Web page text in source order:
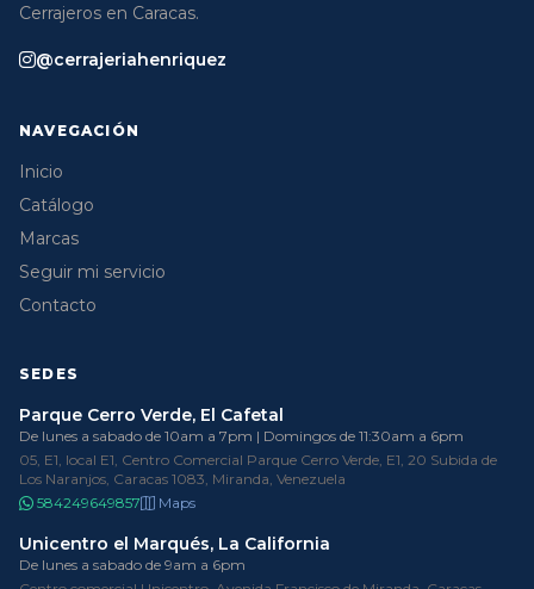
Cerrajeros en Caracas.
@cerrajeriahenriquez
NAVEGACIÓN
Inicio
Catálogo
Marcas
Seguir mi servicio
Contacto
SEDES
Parque Cerro Verde, El Cafetal
De lunes a sabado de 10am a 7pm | Domingos de 11:30am a 6pm
05, E1, local E1, Centro Comercial Parque Cerro Verde, E1, 20 Subida de
Los Naranjos, Caracas 1083, Miranda, Venezuela
584249649857
Maps
Unicentro el Marqués, La California
De lunes a sabado de 9am a 6pm